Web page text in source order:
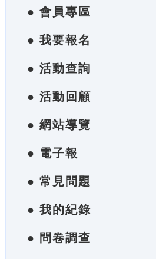
● 會員專區
● 我要報名
● 活動查詢
● 活動回顧
● 網站導覽
● 電子報
● 常見問題
● 我的紀錄
● 問卷調查